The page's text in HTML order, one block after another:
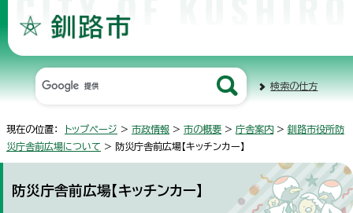
検索の仕方
現在の位置： トップページ > 市政情報 > 市の概要 > 庁舎案内 > 釧路市役所防
災庁舎前広場について > 防災庁舎前広場【キッチンカー】
防災庁舎前広場【キッチンカー】